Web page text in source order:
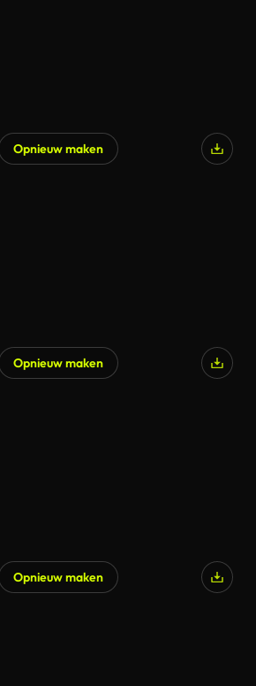
Opnieuw maken
Opnieuw maken
Opnieuw maken